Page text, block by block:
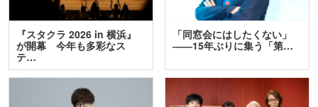
『スタクラ 2026 in 横浜』
が開幕 今年も多彩なス
テ…
「同窓会にはしたくない」
――15年ぶりに集う「第…